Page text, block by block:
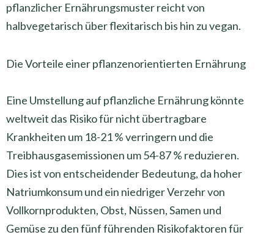
pflanzlicher Ernährungsmuster reicht von
halbvegetarisch über flexitarisch bis hin zu vegan.
Die Vorteile einer pflanzenorientierten Ernährung
Eine Umstellung auf pflanzliche Ernährung könnte
weltweit das Risiko für nicht übertragbare
Krankheiten um 18-21 % verringern und die
Treibhausgasemissionen um 54-87 % reduzieren.
Dies ist von entscheidender Bedeutung, da hoher
Natriumkonsum und ein niedriger Verzehr von
Vollkornprodukten, Obst, Nüssen, Samen und
Gemüse zu den fünf führenden Risikofaktoren für